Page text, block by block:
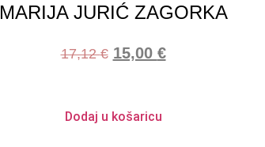
MARIJA JURIĆ ZAGORKA
17,12€ 15,00 €
Dodaj u košaricu